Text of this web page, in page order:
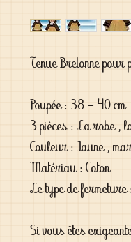
Tenue Bretonne
Poupée : 38 - 40 cm
3 pièces : La robe ,
Couleur : Jaune ,
Matériau : Coton
Le type de fermeture
Si vous êtes